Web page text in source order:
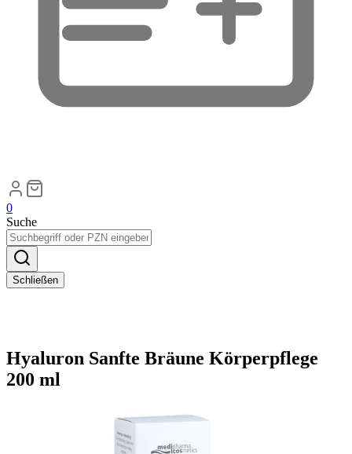
0
Suche
Schließen
Hyaluron Sanfte Bräune Körperpflege
200 ml